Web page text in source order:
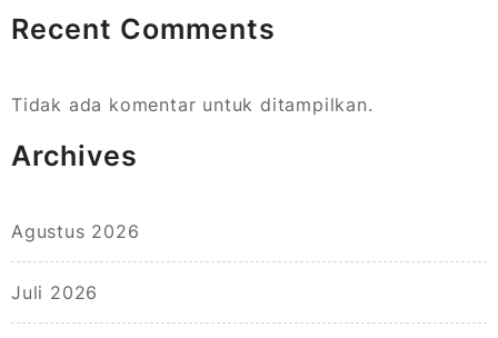
Recent Comments
Tidak ada komentar untuk ditampilkan.
Archives
Agustus 2026
Juli 2026